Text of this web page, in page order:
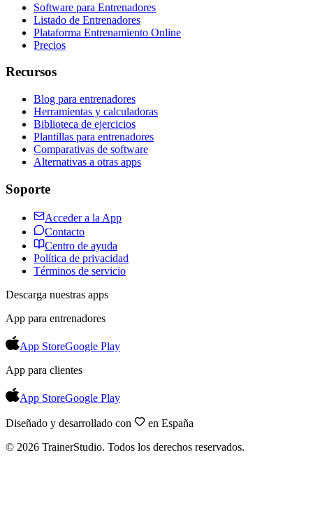
Software para Entrenadores
Listado de Entrenadores
Plataforma Entrenamiento Online
Precios
Recursos
Blog para entrenadores
Herramientas y calculadoras
Biblioteca de ejercicios
Plantillas para entrenadores
Comparativas de software
Alternativas a otras apps
Soporte
Acceder a la App
Contacto
Centro de ayuda
Política de privacidad
Términos de servicio
Descarga nuestras apps
App para entrenadores
App StoreGoogle Play
App para clientes
App StoreGoogle Play
Diseñado y desarrollado con
en España
© 2026 TrainerStudio. Todos los derechos reservados.